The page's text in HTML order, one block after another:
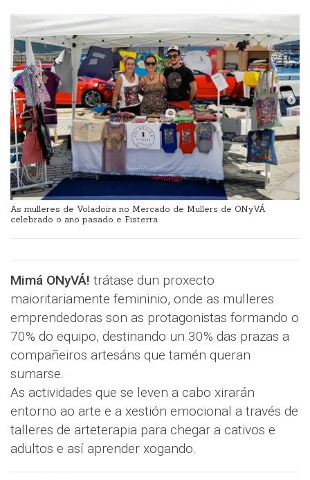
As mulleres de Voladoira no Mercado de Mullers de ONyVÁ
celebrado o ano pasado e Fisterra
Mimá ONyVÁ! trátase dun proxecto
maioritariamente femininio, onde as mulleres
emprendedoras son as protagonistas formando o
70% do equipo, destinando un 30% das prazas a
compañeiros artesáns que tamén queran
sumarse.
As actividades que se leven a cabo xirarán
entorno ao arte e a xestión emocional a través de
talleres de arteterapia para chegar a cativos e
adultos e así aprender xogando.